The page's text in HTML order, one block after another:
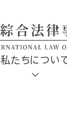
私たちについ